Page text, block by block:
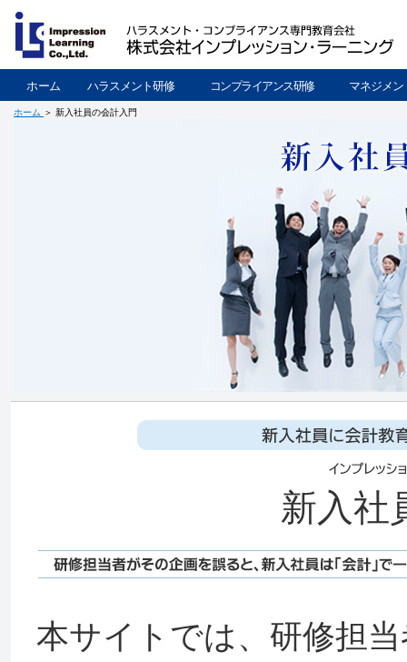
ホーム ハラスメント研修 コンプライアンス研修 マネジメン
ホーム ＞ 新入社員の会計入門
新入社
本サイトでは、研修担